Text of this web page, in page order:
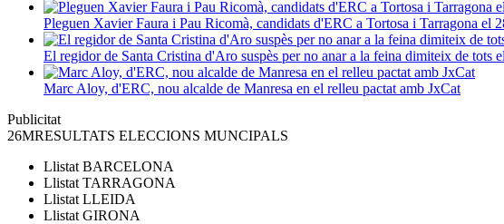
Pleguen Xavier Faura i Pau Ricomà, candidats d'ERC a Tortosa i Tarragona el
El regidor de Santa Cristina d'Aro suspès per no anar a la feina dimiteix de tots
Marc Aloy, d'ERC, nou alcalde de Manresa en el relleu pactat amb JxCat
Publicitat
26MRESULTATS ELECCIONS MUNCIPALS
Llistat BARCELONA
Llistat TARRAGONA
Llistat LLEIDA
Llistat GIRONA